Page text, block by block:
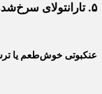
۵. تارانتولای سرخ‌شده – کامبوج
عنکبوتی خوش‌طعم یا